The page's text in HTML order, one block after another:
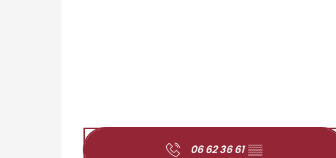
06 62 36 61 ▒▒